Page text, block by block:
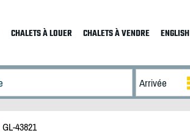
CHALETS À LOUER CHALETS À VENDRE ENGLISH
GL-43821